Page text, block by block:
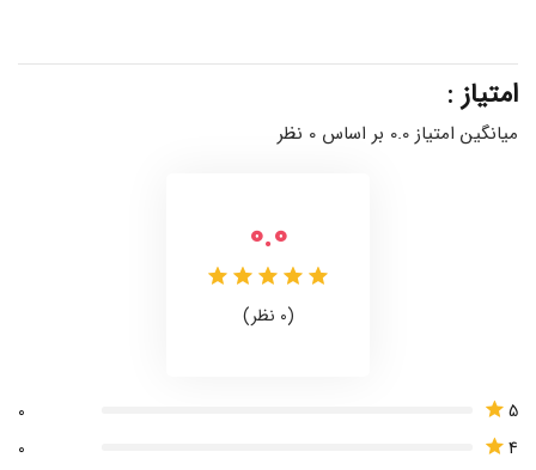
امتیاز :
میانگین امتیاز 0.0 بر اساس 0 نظر
0.0
(0 نظر)
5
0
4
0